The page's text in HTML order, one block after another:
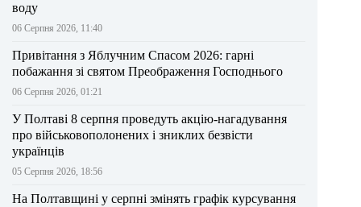
воду
06 Серпня 2026, 11:40
Привітання з Яблучним Спасом 2026: гарні
побажання зі святом Преображення Господнього
06 Серпня 2026, 01:21
У Полтаві 8 серпня проведуть акцію-нагадування
про військовополонених і зниклих безвісти
українців
05 Серпня 2026, 18:56
На Полтавщині у серпні змінять графік курсування